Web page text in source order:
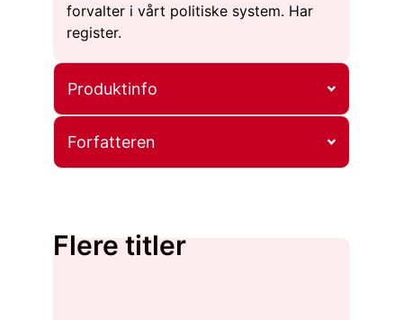
forvalter i vårt politiske system. Har
register.
Produktinfo
Forfatteren
Flere titler